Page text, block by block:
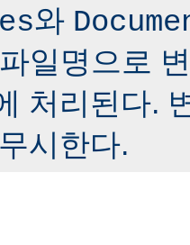
와
일명으로
처리된다.
시한다.